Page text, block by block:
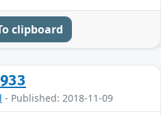
clipboard
- Published: 2018-11-09